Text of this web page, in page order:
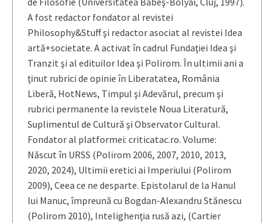
A fost redactor fondator al revistei
Philosophy&Stuff şi redactor asociat al revistei Idea
artă+societate. A activat în cadrul Fundaţiei Idea şi
Tranzit şi al edituilor Idea şi Polirom. În ultimii ani a
ţinut rubrici de opinie în Liberatatea, România
Liberă, HotNews, Timpul şi Adevărul, precum şi
rubrici permanente la revistele Noua Literatură,
Suplimentul de Cultură şi Observator Cultural.
Fondator al platformei: criticatac.ro. Volume:
Născut în URSS (Polirom 2006, 2007, 2010, 2013,
2020, 2024), Ultimii eretici ai Imperiului (Polirom
2009), Ceea ce ne desparte. Epistolarul de la Hanul
lui Manuc, împreună cu Bogdan-Alexandru Stănescu
(Polirom 2010), Intelighenţia rusă azi, (Cartier